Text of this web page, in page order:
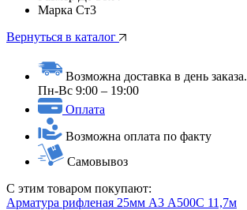
Марка Ст3
Вернуться в каталог
Возможна доставка в день заказа.
Пн-Вс 9:00 – 19:00
Оплата
Возможна оплата по факту
Самовывоз
С этим товаром покупают:
Арматура рифленая 25мм А3 А500С 11,7м